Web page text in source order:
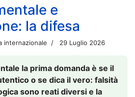
e
la difesa
internazionale 29 Luglio 2026
la prima domanda è se il
o se dica il vero: falsità
sono reati diversi e la